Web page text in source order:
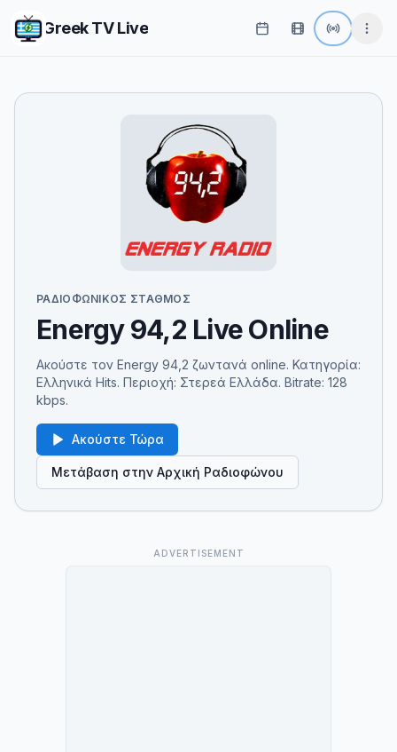
Greek TV Live
ΡΑΔΙΟΦΩΝΙΚΌΣ ΣΤΑΘΜΌΣ
Energy 94,2 Live Online
Ακούστε τον Energy 94,2 ζωντανά online. Κατηγορία:
Ελληνικά Hits. Περιοχή: Στερεά Ελλάδα. Bitrate: 128
kbps.
Ακούστε Τώρα
Μετάβαση στην Αρχική Ραδιοφώνου
ADVERTISEMENT